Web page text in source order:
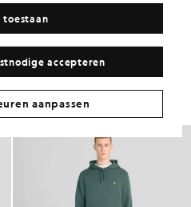
deze look
verfijnde kledingstukken die je
hoger niveau tillen.
accepteren
toestaan
aanpassen